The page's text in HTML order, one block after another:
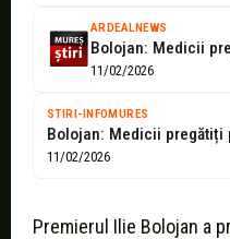
ARDEALNEWS
11/02/2026
STIRI-INFOMURES
11/02/2026
Premierul Ilie Bolojan a